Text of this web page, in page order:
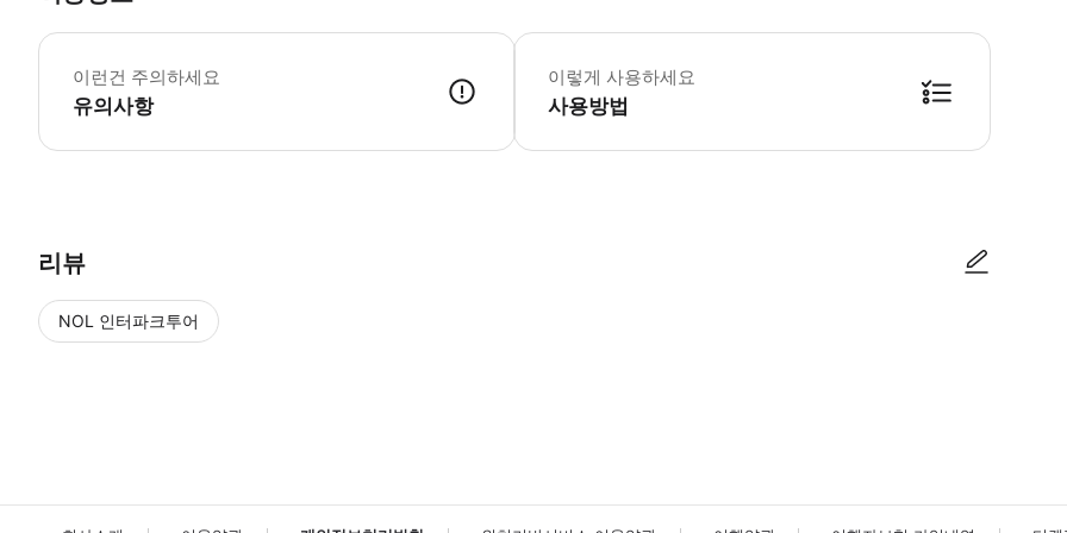
이런건 주의하세요
유의사항
어린이 규정: - 11세 미만 어린이는 무료입니다. 취소 및 환불 규정 - 72시간
이렇게 사용하세요
사용방법
리뷰
NOL 인터파크투어